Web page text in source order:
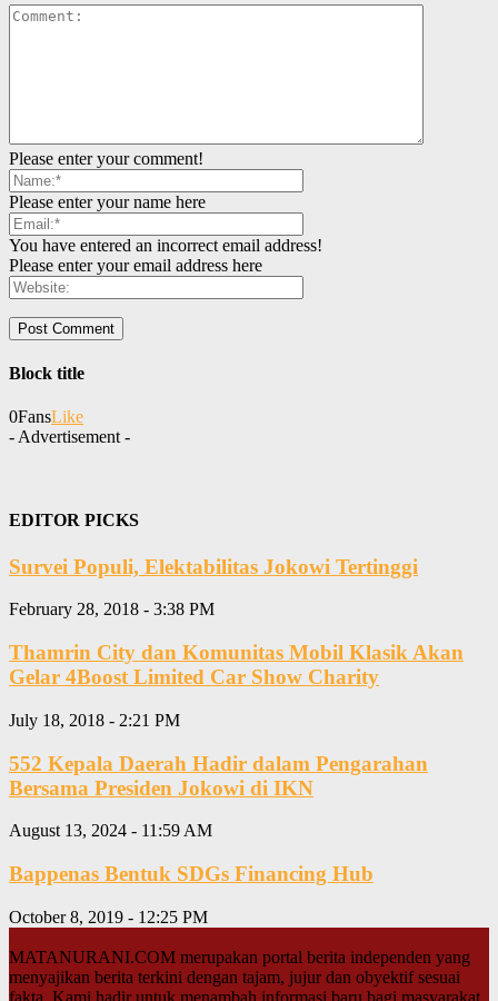
Please enter your comment!
Please enter your name here
You have entered an incorrect email address!
Please enter your email address here
Block title
0FansLike
- Advertisement -
EDITOR PICKS
Survei Populi, Elektabilitas Jokowi Tertinggi
February 28, 2018 - 3:38 PM
Thamrin City dan Komunitas Mobil Klasik Akan
Gelar 4Boost Limited Car Show Charity
July 18, 2018 - 2:21 PM
552 Kepala Daerah Hadir dalam Pengarahan
Bersama Presiden Jokowi di IKN
August 13, 2024 - 11:59 AM
Bappenas Bentuk SDGs Financing Hub
October 8, 2019 - 12:25 PM
MATANURANI.COM merupakan portal berita independen yang
menyajikan berita terkini dengan tajam, jujur dan obyektif sesuai
fakta. Kami hadir untuk menambah informasi baru bagi masyarakat